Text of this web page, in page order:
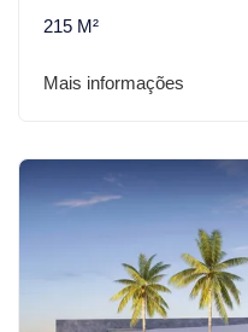
215 M²
Mais informações